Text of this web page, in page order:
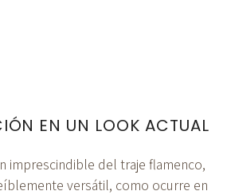
EN UN LOOK ACTUAL
imprescindible del traje flamenco,
versátil, como ocurre en